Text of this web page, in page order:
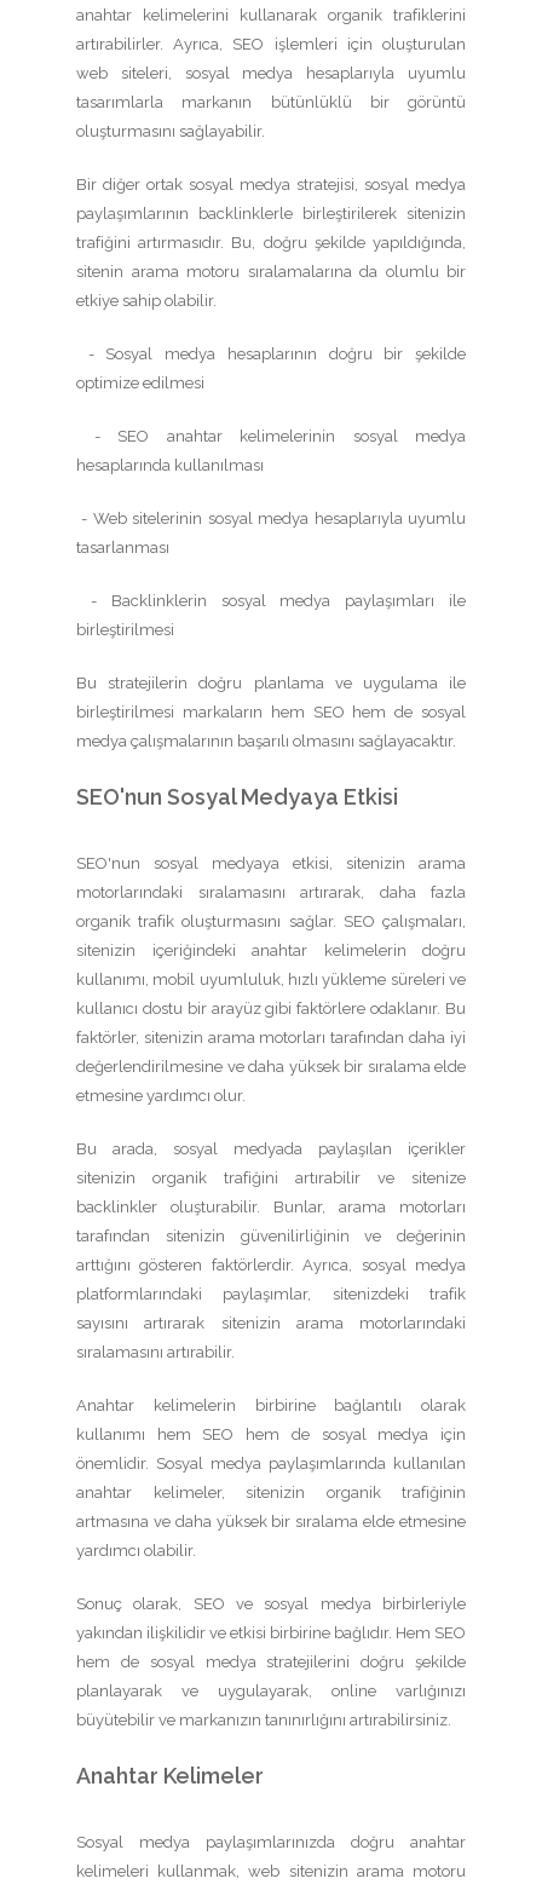
anahtar kelimelerini kullanarak organik trafiklerini
artırabilirler. Ayrıca, SEO işlemleri için oluşturulan
web siteleri, sosyal medya hesaplarıyla uyumlu
tasarımlarla markanın bütünlüklü bir görüntü
oluşturmasını sağlayabilir.
Bir diğer ortak sosyal medya stratejisi, sosyal medya
paylaşımlarının backlinklerle birleştirilerek sitenizin
trafiğini artırmasıdır. Bu, doğru şekilde yapıldığında,
sitenin arama motoru sıralamalarına da olumlu bir
etkiye sahip olabilir.
- Sosyal medya hesaplarının doğru bir şekilde
optimize edilmesi
- SEO anahtar kelimelerinin sosyal medya
hesaplarında kullanılması
- Web sitelerinin sosyal medya hesaplarıyla uyumlu
tasarlanması
- Backlinklerin sosyal medya paylaşımları ile
birleştirilmesi
Bu stratejilerin doğru planlama ve uygulama ile
birleştirilmesi markaların hem SEO hem de sosyal
medya çalışmalarının başarılı olmasını sağlayacaktır.
SEO'nun Sosyal Medyaya Etkisi
SEO'nun sosyal medyaya etkisi, sitenizin arama
motorlarındaki sıralamasını artırarak, daha fazla
organik trafik oluşturmasını sağlar. SEO çalışmaları,
sitenizin içeriğindeki anahtar kelimelerin doğru
kullanımı, mobil uyumluluk, hızlı yükleme süreleri ve
kullanıcı dostu bir arayüz gibi faktörlere odaklanır. Bu
faktörler, sitenizin arama motorları tarafından daha iyi
değerlendirilmesine ve daha yüksek bir sıralama elde
etmesine yardımcı olur.
Bu arada, sosyal medyada paylaşılan içerikler
sitenizin organik trafiğini artırabilir ve sitenize
backlinkler oluşturabilir. Bunlar, arama motorları
tarafından sitenizin güvenilirliğinin ve değerinin
arttığını gösteren faktörlerdir. Ayrıca, sosyal medya
platformlarındaki paylaşımlar, sitenizdeki trafik
sayısını artırarak sitenizin arama motorlarındaki
sıralamasını artırabilir.
Anahtar kelimelerin birbirine bağlantılı olarak
kullanımı hem SEO hem de sosyal medya için
önemlidir. Sosyal medya paylaşımlarında kullanılan
anahtar kelimeler, sitenizin organik trafiğinin
artmasına ve daha yüksek bir sıralama elde etmesine
yardımcı olabilir.
Sonuç olarak, SEO ve sosyal medya birbirleriyle
yakından ilişkilidir ve etkisi birbirine bağlıdır. Hem SEO
hem de sosyal medya stratejilerini doğru şekilde
planlayarak ve uygulayarak, online varlığınızı
büyütebilir ve markanızın tanınırlığını artırabilirsiniz.
Anahtar Kelimeler
Sosyal medya paylaşımlarınızda doğru anahtar
kelimeleri kullanmak, web sitenizin arama motoru